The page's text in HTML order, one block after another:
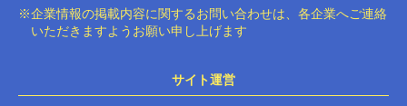
※企業情報の掲載内容に関するお問い合わせは、各企業へご連絡
いただきますようお願い申し上げます
サイト運営